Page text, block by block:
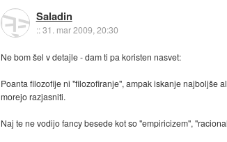
Saladin
::31. mar 2009, 20:30
Ne bom šel v detajle - dam ti pa koristen nasvet:
Poanta filozofije ni "filozofiranje", ampak iskanje najboljše
morejo razjasniti.
Naj te ne vodijo fancy besede kot so "empiricizem",